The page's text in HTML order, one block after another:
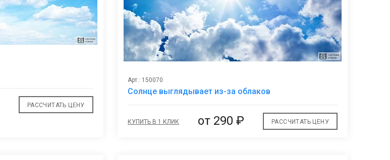
избранное
РАССЧИТАТЬ ЦЕНУ
Арт.: 150070
Солнце выглядывает из-за облаков
КУПИТЬ В 1 КЛИК от 290 ₽ РАССЧИТАТЬ ЦЕНУ